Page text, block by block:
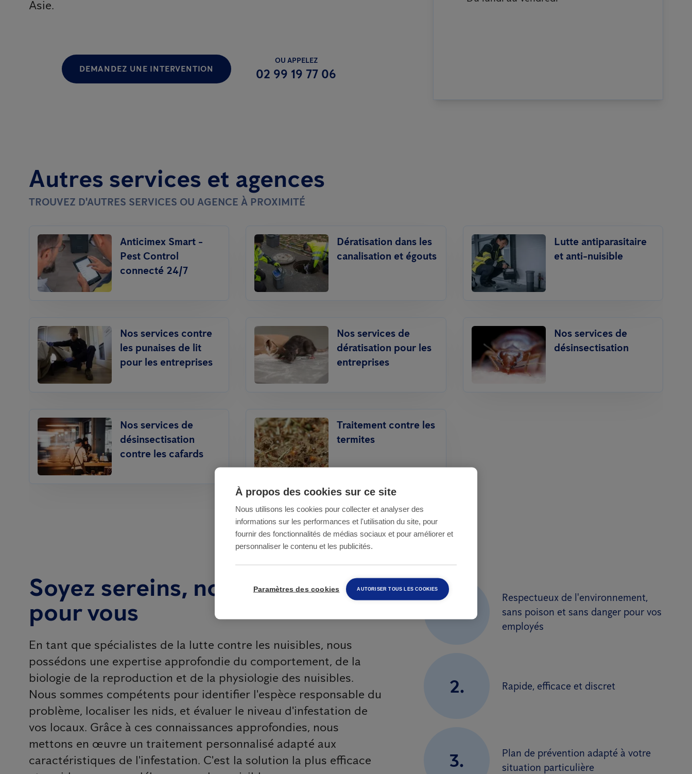
Asie.
DEMANDEZ UNE INTERVENTION
OU APPELEZ
02 99 19 77 06
Autres services et agences
TROUVEZ D'AUTRES SERVICES OU AGENCE À PROXIMITÉ
Anticimex Smart -
Pest Control
connecté 24/7
Dératisation dans les
canalisation et égouts
Lutte antiparasitaire
et anti-nuisible
Nos services contre
les punaises de lit
pour les entreprises
Nos services de
dératisation pour les
entreprises
Nos services de
désinsectisation
Nos services de
désinsectisation
contre les cafards
Traitement contre les
termites
Soyez sereins, nous veillons
pour vous
En tant que spécialistes de la lutte contre les nuisibles, nous
possédons une expertise approfondie du comportement, de la
biologie de la reproduction et de la physiologie des nuisibles.
Nous sommes compétents pour identifier l'espèce responsable du
problème, localiser les nids, et évaluer le niveau d'infestation de
vos locaux. Grâce à ces connaissances approfondies, nous
mettons en œuvre un traitement personnalisé adapté aux
caractéristiques de l'infestation. C'est la solution la plus efficace
Respectueux de l'environnement,
sans poison et sans danger pour vos
employés
2. Rapide, efficace et discret
3.
Plan de prévention adapté à votre
situation particulière
À propos des cookies sur ce site
Nous utilisons les cookies pour collecter et analyser des
informations sur les performances et l'utilisation du site, pour
fournir des fonctionnalités de médias sociaux et pour améliorer et
personnaliser le contenu et les publicités.
Paramètres des cookies AUTORISER TOUS LES COOKIES